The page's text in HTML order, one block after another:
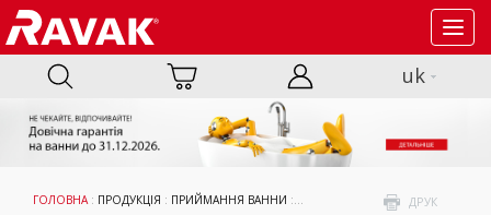
uk
ДРУК
ГОЛОВНА : ПРОДУКЦІЯ : ПРИЙМАННЯ ВАННИ : ШТОРИ ТА ДВЕРІ ДЛЯ ВАНН